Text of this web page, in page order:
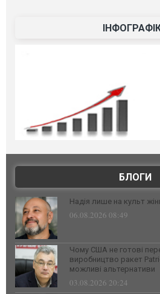
БЛОГИ
Надія лише на культ
06.08.2026 08:49
Чому США не готові
виробництво ракет
можливі альтернативи
03.08.2026 20:24